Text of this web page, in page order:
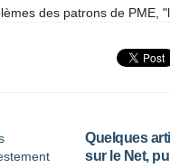
des patrons de PME,
Quelques
sur le Net,